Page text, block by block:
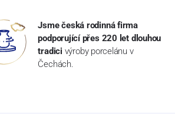
Jsme česká rodinná firma
podporující přes 220 let dlouhou
tradici výroby porcelánu v
Čechách.